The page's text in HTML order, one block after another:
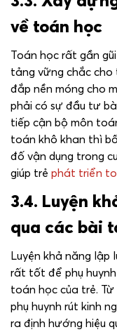
về toán học
Toán học rất gần
tảng vững chắc cho
đắp nền móng cho
phải có sự đầu tư
tiếp cận bộ môn
toán khô khan thì
đố vận dụng trong
giúp trẻ phát triển
3.4. Luyện
qua các bài
Luyện khả năng lập
rất tốt để phụ
toán học của trẻ.
phụ huynh rút kinh
ra định hướng hiệu